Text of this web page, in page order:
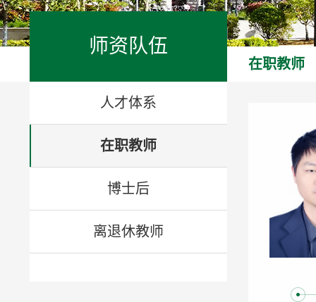
师资队伍
人才体系
在职教师
博士后
离退休教师
在职教师